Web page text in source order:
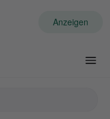
Anzeigen